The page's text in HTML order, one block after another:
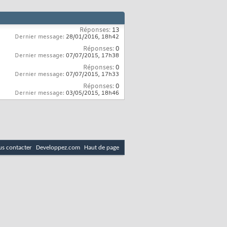
Réponses: 13
Dernier message: 28/01/2016, 18h42
Réponses:0
Dernier message: 07/07/2015, 17h38
Réponses:0
Dernier message: 07/07/2015, 17h33
Réponses:0
Dernier message: 03/05/2015, 18h46
contacter Developpez.com Haut de page